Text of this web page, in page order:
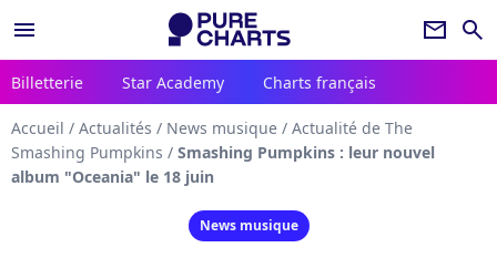
menu newsletter search
Billetterie Star Academy Charts français
Accueil / Actualités / News musique / Actualité de The
Smashing Pumpkins / Smashing Pumpkins : leur nouvel
album "Oceania" le 18 juin
News musique